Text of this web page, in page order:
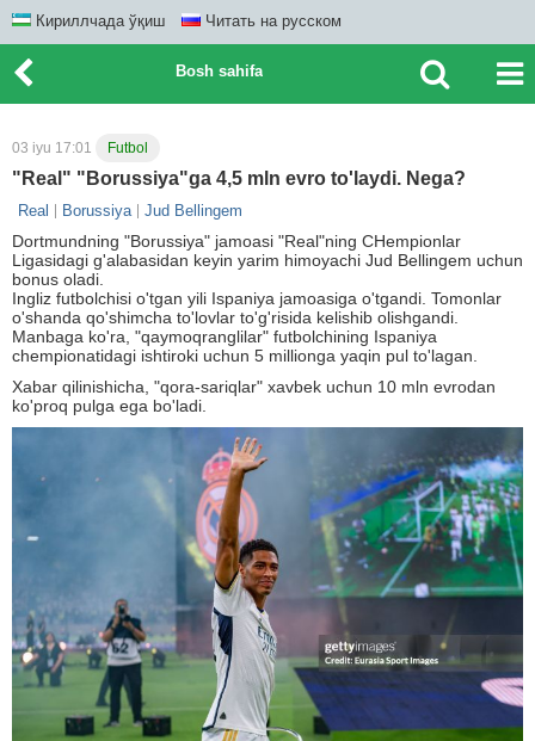
Кириллчада ўқиш Читать на русском
Bosh sahifa
03 iyu 17:01 Futbol
"Real" "Borussiya"ga 4,5 mln evro to'laydi. Nega?
Real Borussiya Jud Bellingem
Dortmundning "Borussiya" jamoasi "Real"ning CHempionlar
Ligasidagi g'alabasidan keyin yarim himoyachi Jud Bellingem uchun
bonus oladi.
Ingliz futbolchisi o'tgan yili Ispaniya jamoasiga o'tgandi. Tomonlar
o'shanda qo'shimcha to'lovlar to'g'risida kelishib olishgandi.
Manbaga ko'ra, "qaymoqranglilar" futbolchining Ispaniya
chempionatidagi ishtiroki uchun 5 millionga yaqin pul to'lagan.
Xabar qilinishicha, "qora-sariqlar" xavbek uchun 10 mln evrodan
ko'proq pulga ega bo'ladi.